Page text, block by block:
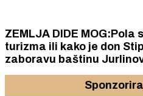
ZEMLJA DIDE MOG:Pola
turizma ili kako je don Stipe Perkov oteo
zaboravu baštinu